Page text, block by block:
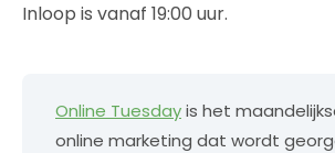
Inloop is vanaf 19:00 uur.
Online Tuesdayis het
online marketing dat wordt